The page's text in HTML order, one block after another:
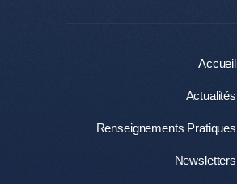
Accueil
Actualités
Renseignements Pratiques
Newsletters